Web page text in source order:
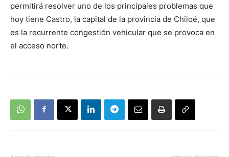
permitirá resolver uno de los principales problemas que
hoy tiene Castro, la capital de la provincia de Chiloé, que
es la recurrente congestión vehicular que se provoca en
el acceso norte.